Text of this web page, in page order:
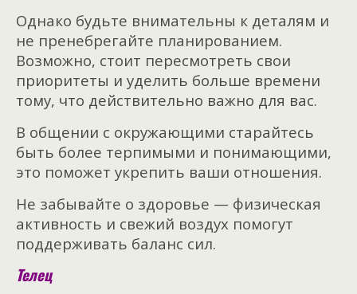
Однако будьте внимательны к деталям и
не пренебрегайте планированием.
Возможно, стоит пересмотреть свои
приоритеты и уделить больше времени
тому, что действительно важно для вас.
В общении с окружающими старайтесь
быть более терпимыми и понимающими,
это поможет укрепить ваши отношения.
Не забывайте о здоровье — физическая
активность и свежий воздух помогут
поддерживать баланс сил.
Телец